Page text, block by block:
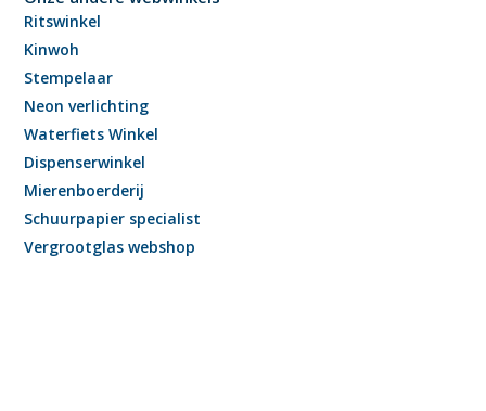
Ritswinkel
Kinwoh
Stempelaar
Neon verlichting
Waterfiets Winkel
Dispenserwinkel
Mierenboerderij
Schuurpapier specialist
Vergrootglas webshop